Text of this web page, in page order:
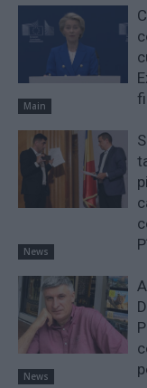
Main
News
News